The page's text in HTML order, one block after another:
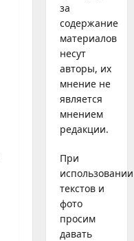
за
содержание
материалов
несут
авторы, их
мнение не
является
мнением
редакции.
При
использовании
текстов и
фото
просим
давать